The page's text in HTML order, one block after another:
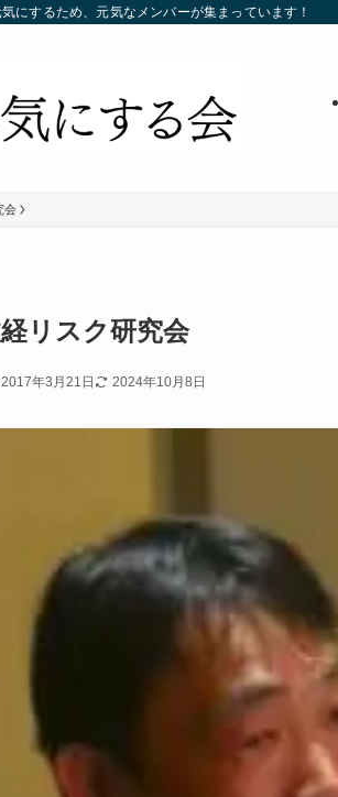
にするため、元気なメンバーが集まっています！
会
リスク研究会
2017年3月21日 2024年10月8日